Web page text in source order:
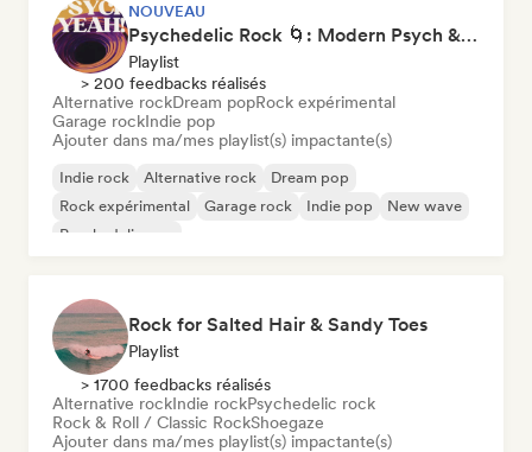
NOUVEAU
Psychedelic Rock 🌀: Modern Psych & Turkish Vibes
Playlist
> 200 feedbacks réalisés
Alternative rockDream popRock expérimental
Garage rockIndie pop
Ajouter dans ma/mes playlist(s) impactante(s)
Indie rock Alternative rock
Dream pop
Rock expérimental
Garage rock Indie pop
New wave
Psychedelic pop
Rock for Salted Hair & Sandy Toes
Playlist
> 1700 feedbacks réalisés
Alternative rockIndie rockPsychedelic rock
Rock & Roll / Classic RockShoegaze
Ajouter dans ma/mes playlist(s) impactante(s)